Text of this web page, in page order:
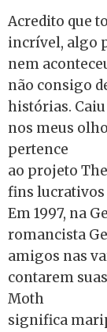
Acredito que
incrível, algo
nem
não consigo
histórias.
nos meus
pertence
ao projeto
fins lucrativos
Em 1997, na
romancista
amigos nas
contarem
Moth
significa